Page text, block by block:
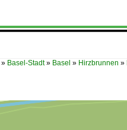
» Basel-Stadt» Basel » Hirzbrunnen »